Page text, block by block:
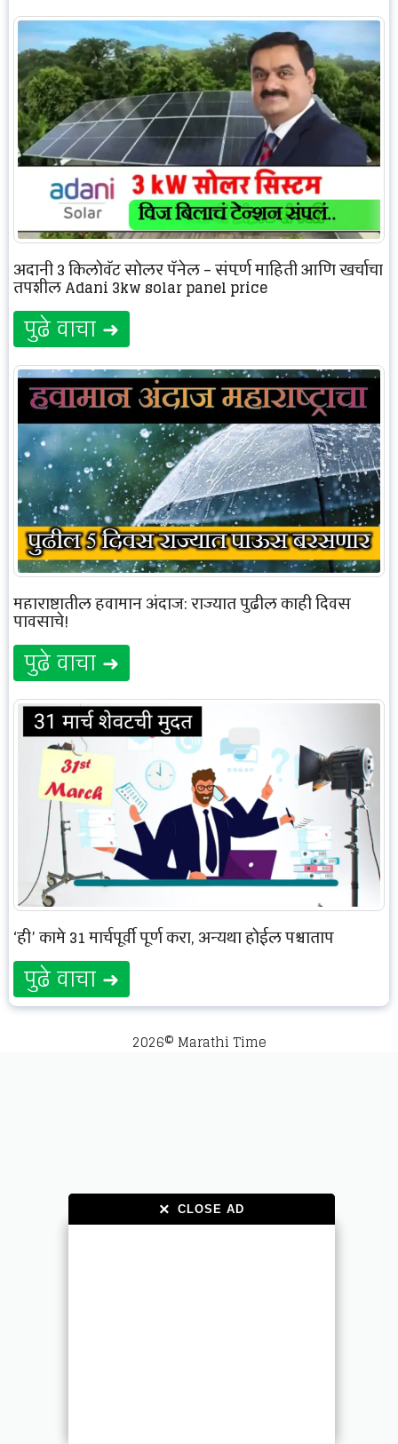
× CLOSE AD
× CLOSE AD
अदानी 3 किलोवॅट सोलर पॅनेल – संपूर्ण माहिती आणि खर्चाचा
तपशील Adani 3kw solar panel price
पुढे वाचा ➜
महाराष्ट्रातील हवामान अंदाज: राज्यात पुढील काही दिवस
पावसाचे!
पुढे वाचा ➜
‘ही’ कामे 31 मार्चपूर्वी पूर्ण करा, अन्यथा होईल पश्चाताप
पुढे वाचा ➜
2026© Marathi Time